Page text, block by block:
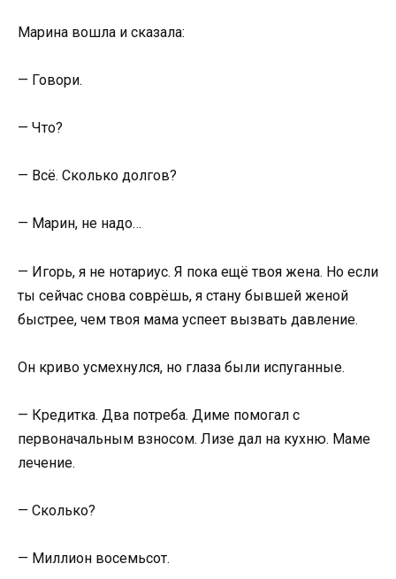
Марина вошла и сказала:
— Говори.
— Что?
— Всё. Сколько долгов?
— Марин, не надо…
— Игорь, я не нотариус. Я пока ещё твоя жена. Но если
ты сейчас снова соврёшь, я стану бывшей женой
быстрее, чем твоя мама успеет вызвать давление.
Он криво усмехнулся, но глаза были испуганные.
— Кредитка. Два потреба. Диме помогал с
первоначальным взносом. Лизе дал на кухню. Маме
лечение.
— Сколько?
— Миллион восемьсот.